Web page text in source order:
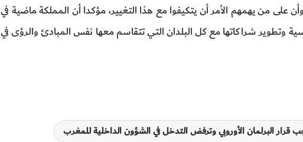
على من يهمهم الأمر أن يتكيفوا مع هذا التغيير، مؤكدا أن المملكة ماضية في
وتطوير شراكاتها مع كل البلدان التي تتقاسم معها نفس المبادئ والرؤى في
البرلمان الأوروبي وترفض التدخل في الشؤون الداخلية للمغرب